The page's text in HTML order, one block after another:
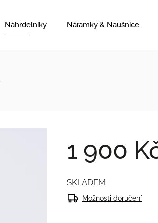
Náhrdelníky Náramky & Naušnice
1 900
SKLADEM
Možnosti doručení